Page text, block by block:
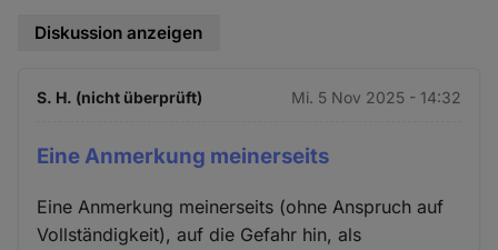
Diskussion anzeigen
S. H. (nicht überprüft) Mi. 5 Nov 2025 - 14:32
Eine Anmerkung meinerseits
Eine Anmerkung meinerseits (ohne Anspruch auf
Vollständigkeit), auf die Gefahr hin, als